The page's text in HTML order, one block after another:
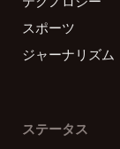
スポーツ
ジャーナリズム
ステータス